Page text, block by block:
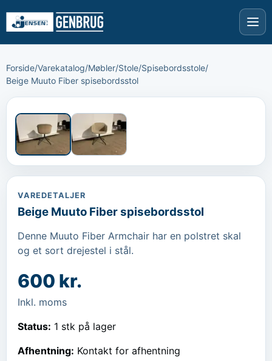
Forside/Varekatalog/Møbler/Stole/Spisebordsstole/
Beige Muuto Fiber spisebordsstol
VAREDETALJER
Beige Muuto Fiber spisebordsstol
Denne Muuto Fiber Armchair har en polstret skal
og et sort drejestel i stål.
600 kr.
Inkl. moms
Status: 1 stk på lager
Afhentning: Kontakt for afhentning